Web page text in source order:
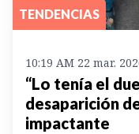
TENDENCIAS
10:19 AM 22 mar.
“Lo tenía el
desaparición
impactante